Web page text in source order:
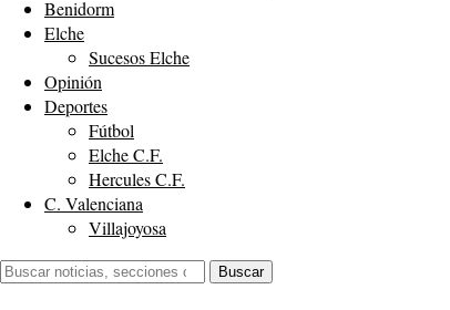
Benidorm
Elche
Sucesos Elche
Opinión
Deportes
Fútbol
Elche C.F.
Hercules C.F.
C. Valenciana
Villajoyosa
Buscar:
Buscar